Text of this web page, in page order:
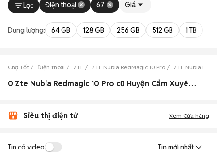
Lọc Điện thoại 67 Giá
Dung lượng: 64 GB 128 GB 256 GB 512 GB 1 TB
Chợ Tốt Điện thoại ZTE ZTE Nubia RedMagic 10 Pro ZTE Nubia
0 Zte Nubia Redmagic 10 Pro cũ Huyện Cẩm Xuyên, Hà Tĩnh đẹp
Siêu thị điện tử Xem Cửa hàng
Tin có video Tin mới nhất